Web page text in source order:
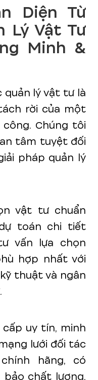
Diện Từ
Lý Vật Tư
Minh &
quản lý vật tư là
rời của một
Chúng tôi
tâm tuyệt đối
pháp quản lý
vật tư chuẩn
toán chi tiết
vấn lựa chọn
hợp nhất với
thuật và ngân
uy tín, minh
lưới đối tác
hãng, có
bảo chất lượng,